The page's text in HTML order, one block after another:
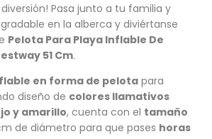
diversión! Pasa junto a tu familia y
en la alberca y diviértanse
Pelota Para Playa Inflable De
51 Cm.
en forma de pelota para
diseño de colores llamativos
y amarillo, cuenta con el tamaño
de diámetro para que pases horas